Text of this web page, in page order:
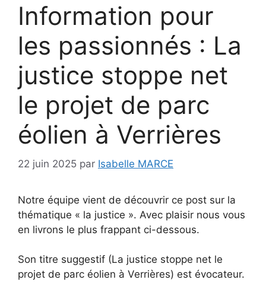
Information pour
les passionnés : La
justice stoppe net
le projet de parc
éolien à Verrières
22 juin 2025 par Isabelle MARCE
Notre équipe vient de découvrir ce post sur la
thématique « la justice ». Avec plaisir nous vous
en livrons le plus frappant ci-dessous.
Son titre suggestif (La justice stoppe net le
projet de parc éolien à Verrières) est évocateur.